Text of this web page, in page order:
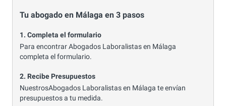
Tu abogado en Málaga en 3 pasos
1. Completa el formulario
Para encontrar Abogados Laboralistas en Málaga
completa el formulario.
2. Recibe Presupuestos
NuestrosAbogados Laboralistas en Málaga te envían
presupuestos a tu medida.